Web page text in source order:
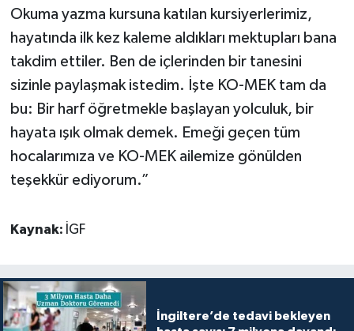
Okuma yazma kursuna katılan kursiyerlerimiz,
hayatında ilk kez kaleme aldıkları mektupları bana
takdim ettiler. Ben de içlerinden bir tanesini
sizinle paylaşmak istedim. İşte KO-MEK tam da
bu: Bir harf öğretmekle başlayan yolculuk, bir
hayata ışık olmak demek. Emeği geçen tüm
hocalarımıza ve KO-MEK ailemize gönülden
teşekkür ediyorum.”
Kaynak: İGF
İngiltere’de tedavi bekleyen